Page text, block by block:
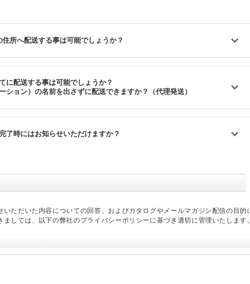
ただいた内容についての回答、およびカタログやメールマガジン配信の目的
しては、以下の弊社のプライバシーポリシーに基づき適切に管理いたします。